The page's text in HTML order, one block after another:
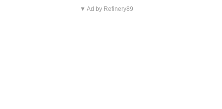
▼ Ad by Refinery89